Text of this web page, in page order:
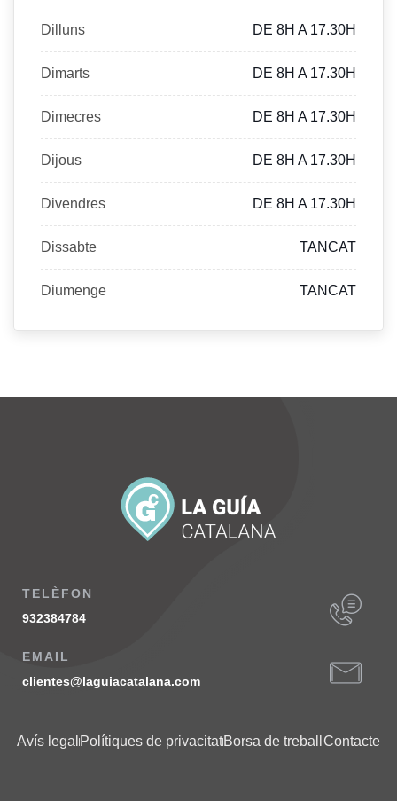
Dilluns DE 8H A 17.30H
Dimarts DE 8H A 17.30H
Dimecres DE 8H A 17.30H
Dijous DE 8H A 17.30H
Divendres DE 8H A 17.30H
Dissabte TANCAT
Diumenge TANCAT
TELÈFON
932384784
EMAIL
clientes@laguiacatalana.com
Avís legal Polítiques de privacitatBorsa de treball Contacte